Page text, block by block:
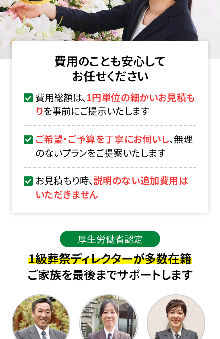
費用のことも安心して
お任せください
費用総額は、1円単位の細かいお見積も
りを事前にご提示いたします
ご希望・ご予算を丁寧にお伺いし、無理
のないプランをご提案いたします
お見積もり時、説明のない追加費用は
いただきません
厚生労働省認定
1級葬祭ディレクターが多数在籍
ご家族を最後までサポートします